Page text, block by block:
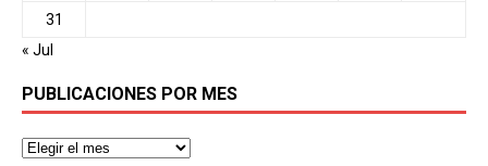
31
« Jul
PUBLICACIONES POR MES